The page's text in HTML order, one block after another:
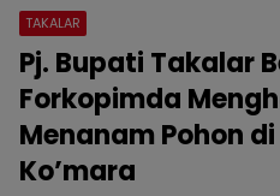
TAKALAR
Pj. Bupati Takalar
Forkopimda
Menanam Pohon
Ko’mara